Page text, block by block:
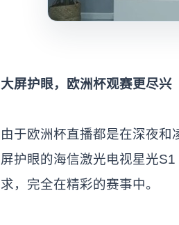
大屏护眼，欧洲杯观赛更尽兴
由于欧洲杯直播都是在深夜
屏护眼的海信激光电视星光
求，完全在精彩的赛事中。